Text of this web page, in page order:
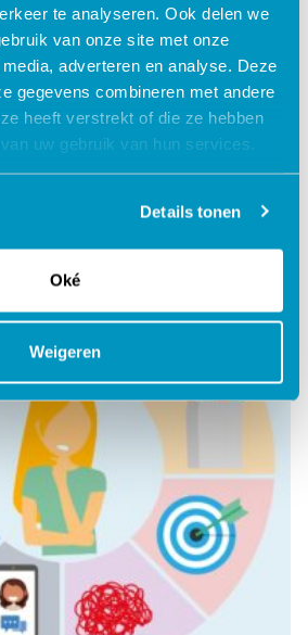
te analyseren. Ook delen we
van onze site met onze
adverteren en analyse. Deze
gegevens combineren met andere
heeft verstrekt of die ze hebben
uw gebruik van hun services.
Details tonen
Oké
Weigeren